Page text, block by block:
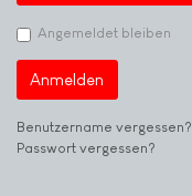
Angemeldet bleiben
Anmelden
Benutzername vergessen?
Passwort vergessen?